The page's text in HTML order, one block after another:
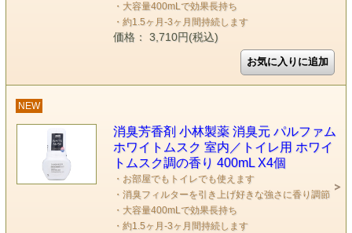
・大容量400mLで効果長持ち
・約1.5ヶ月-3ヶ月間持続します
価格： 3,710円(税込)
NEW
消臭芳香剤 小林製薬 消臭元 パルファム
ホワイトムスク 室内／トイレ用 ホワイ
トムスク調の香り 400mL X4個
・お部屋でもトイレでも使えます
・消臭フィルターを引き上げ好きな強さに香り調節
・大容量400mLで効果長持ち
・約1.5ヶ月-3ヶ月間持続します